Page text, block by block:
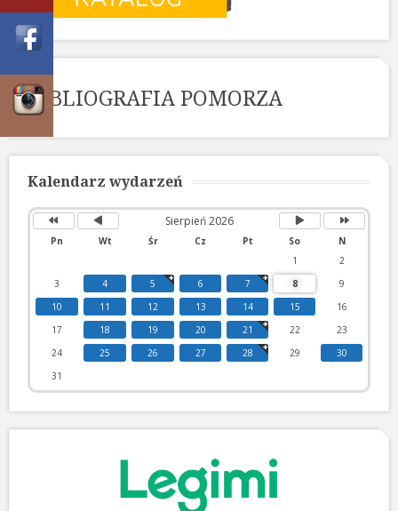
BIBLIOGRAFIA POMORZA
Kalendarz wydarzeń
Sierpień 2026
Pn Wt Śr Cz Pt So
N
1
2
3
4 5 6 7 8
9
10
11 12 13 14 15
16
17
18 19 20 21 22
23
24
25 26 27 28 29
30
31